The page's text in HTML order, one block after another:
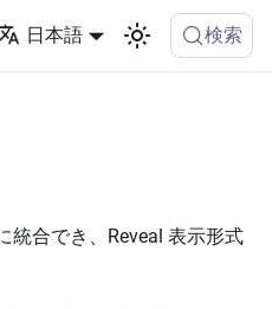
日本語 検索
統合でき、Reveal 表示形式